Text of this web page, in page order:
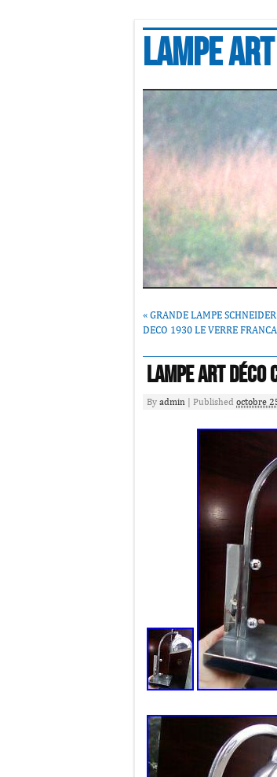
Lampe
« GRANDE LAMPE
DECO 1930 LE VERRE
Lampe art déco
By admin Published octobre